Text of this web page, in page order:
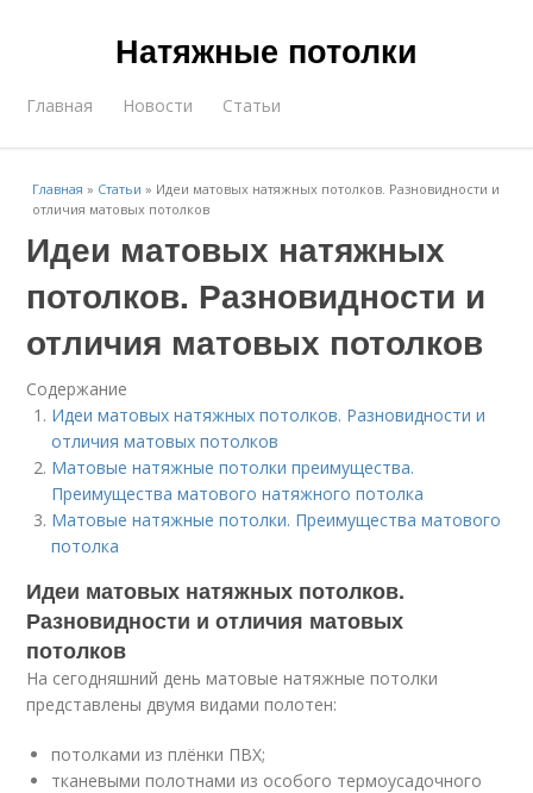
Натяжные потолки
Главная Новости Статьи
Главная » Статьи » Идеи матовых натяжных потолков. Разновидности и
отличия матовых потолков
Идеи матовых натяжных
потолков. Разновидности и
отличия матовых потолков
Содержание
Идеи матовых натяжных потолков. Разновидности и
отличия матовых потолков
Матовые натяжные потолки преимущества.
Преимущества матового натяжного потолка
Матовые натяжные потолки. Преимущества матового
потолка
Идеи матовых натяжных потолков.
Разновидности и отличия матовых
потолков
На сегодняшний день матовые натяжные потолки
представлены двумя видами полотен:
потолками из плёнки ПВХ;
тканевыми полотнами из особого термоусадочного